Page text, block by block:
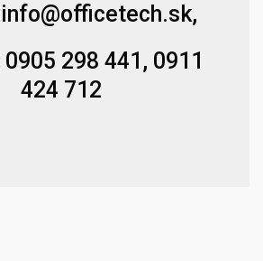
info@officetech.sk,
0905 298 441, 0911
424 712